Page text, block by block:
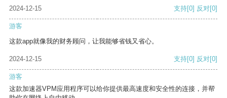
2024-12-15 支持[0] 反对[0]
游客
这款app就像我的财务顾问，让我能够省钱又省心。
2024-12-15 支持[0] 反对[0]
游客
这款加速器VPM应用程序可以给你提供最高速度和安全性的连接，并帮